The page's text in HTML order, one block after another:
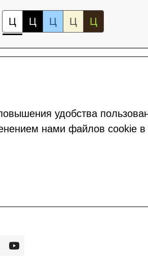
Ц Ц Ц Ц Ц
удобства
нами файлов cookie в